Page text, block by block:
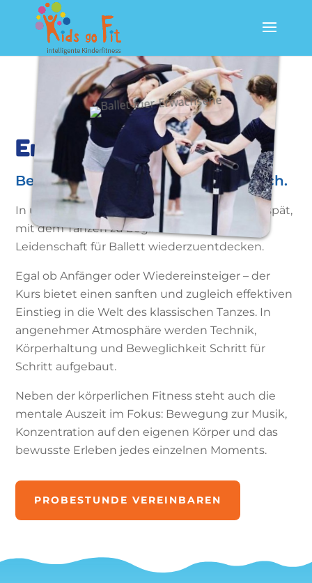
Erwachsenenballett
Bewegung, Eleganz und Zeit für dich.
In unserem Erwachsenenballett
ist es nie zu spät,
mit dem Tanzen zu beginnen oder die
Leidenschaft für Ballett wiederzuentdecken.
Egal ob Anfänger oder Wiedereinsteiger – der
Kurs bietet einen sanften und zugleich effektiven
Einstieg in die Welt des klassischen Tanzes. In
angenehmer Atmosphäre werden Technik,
Körperhaltung und Beweglichkeit Schritt für
Schritt aufgebaut.
Neben der körperlichen Fitness steht auch die
mentale Auszeit im Fokus: Bewegung zur Musik,
Konzentration auf den eigenen Körper und das
bewusste Erleben jedes einzelnen Moments.
PROBESTUNDE VEREINBAREN